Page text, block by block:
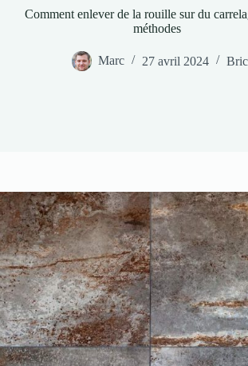
Comment enlever de la rouille sur du
méthodes
Marc 27 avril 2024